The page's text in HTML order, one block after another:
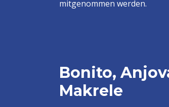
mitgenommen werden.
Bonito,
Makrele